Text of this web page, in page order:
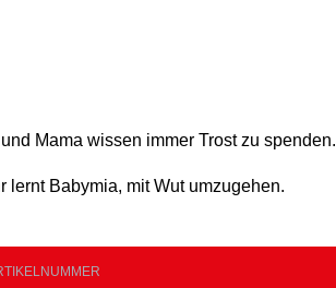
Mama wissen immer Trost zu spenden.
lernt Babymia, mit Wut umzugehen.